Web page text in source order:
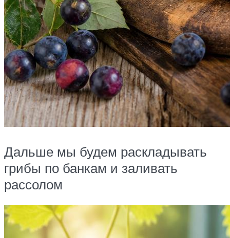
Дальше мы будем раскладывать
грибы по банкам и заливать
рассолом